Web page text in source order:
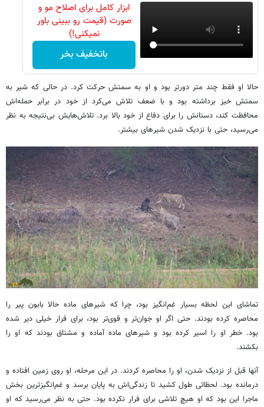
ابزار کامل برای اصلاح مو و
صورت (قیمت رو ببینی باور
نمیکنی!)
باتخفیف بخر
حالا او فقط چند متر دورتر بود و او به سمتش حرکت کرد. در حالی که شیر به
سمتش خیز برداشته بود و با ضعف تلاش می‌کرد از خود در برابر حمله‌اش
محافظت کند، دستانش را برای دفاع از خود بالا برد. تلاش‌هایش بی‌نتیجه به نظر
می‌رسید، حتی با نزدیک شدن شیرهای بیشتر.
تماشای این لحظه بسیار غم‌انگیز بود، چرا که شیرهای ماده حالا بابون پیر را
محاصره کرده بودند. حتی اگر او جوان‌تر و قوی‌تر بود، برای فرار خیلی دیر شده
بود. خطر او را اسیر کرده بود و شیرهای ماده آماده و مشتاق بودند که او را
بکشند.
آنها قبل از نزدیک شدن، او را محاصره کردند. در این مرحله، او روی زمین افتاده و
درمانده بود. لحظاتی طول کشید تا زندگی‌اش به پایان برسد و غم‌انگیزترین بخش
ماجرا این بود که او هیچ تلاشی برای فرار نکرده بود. حتی به نظر می‌رسید که او